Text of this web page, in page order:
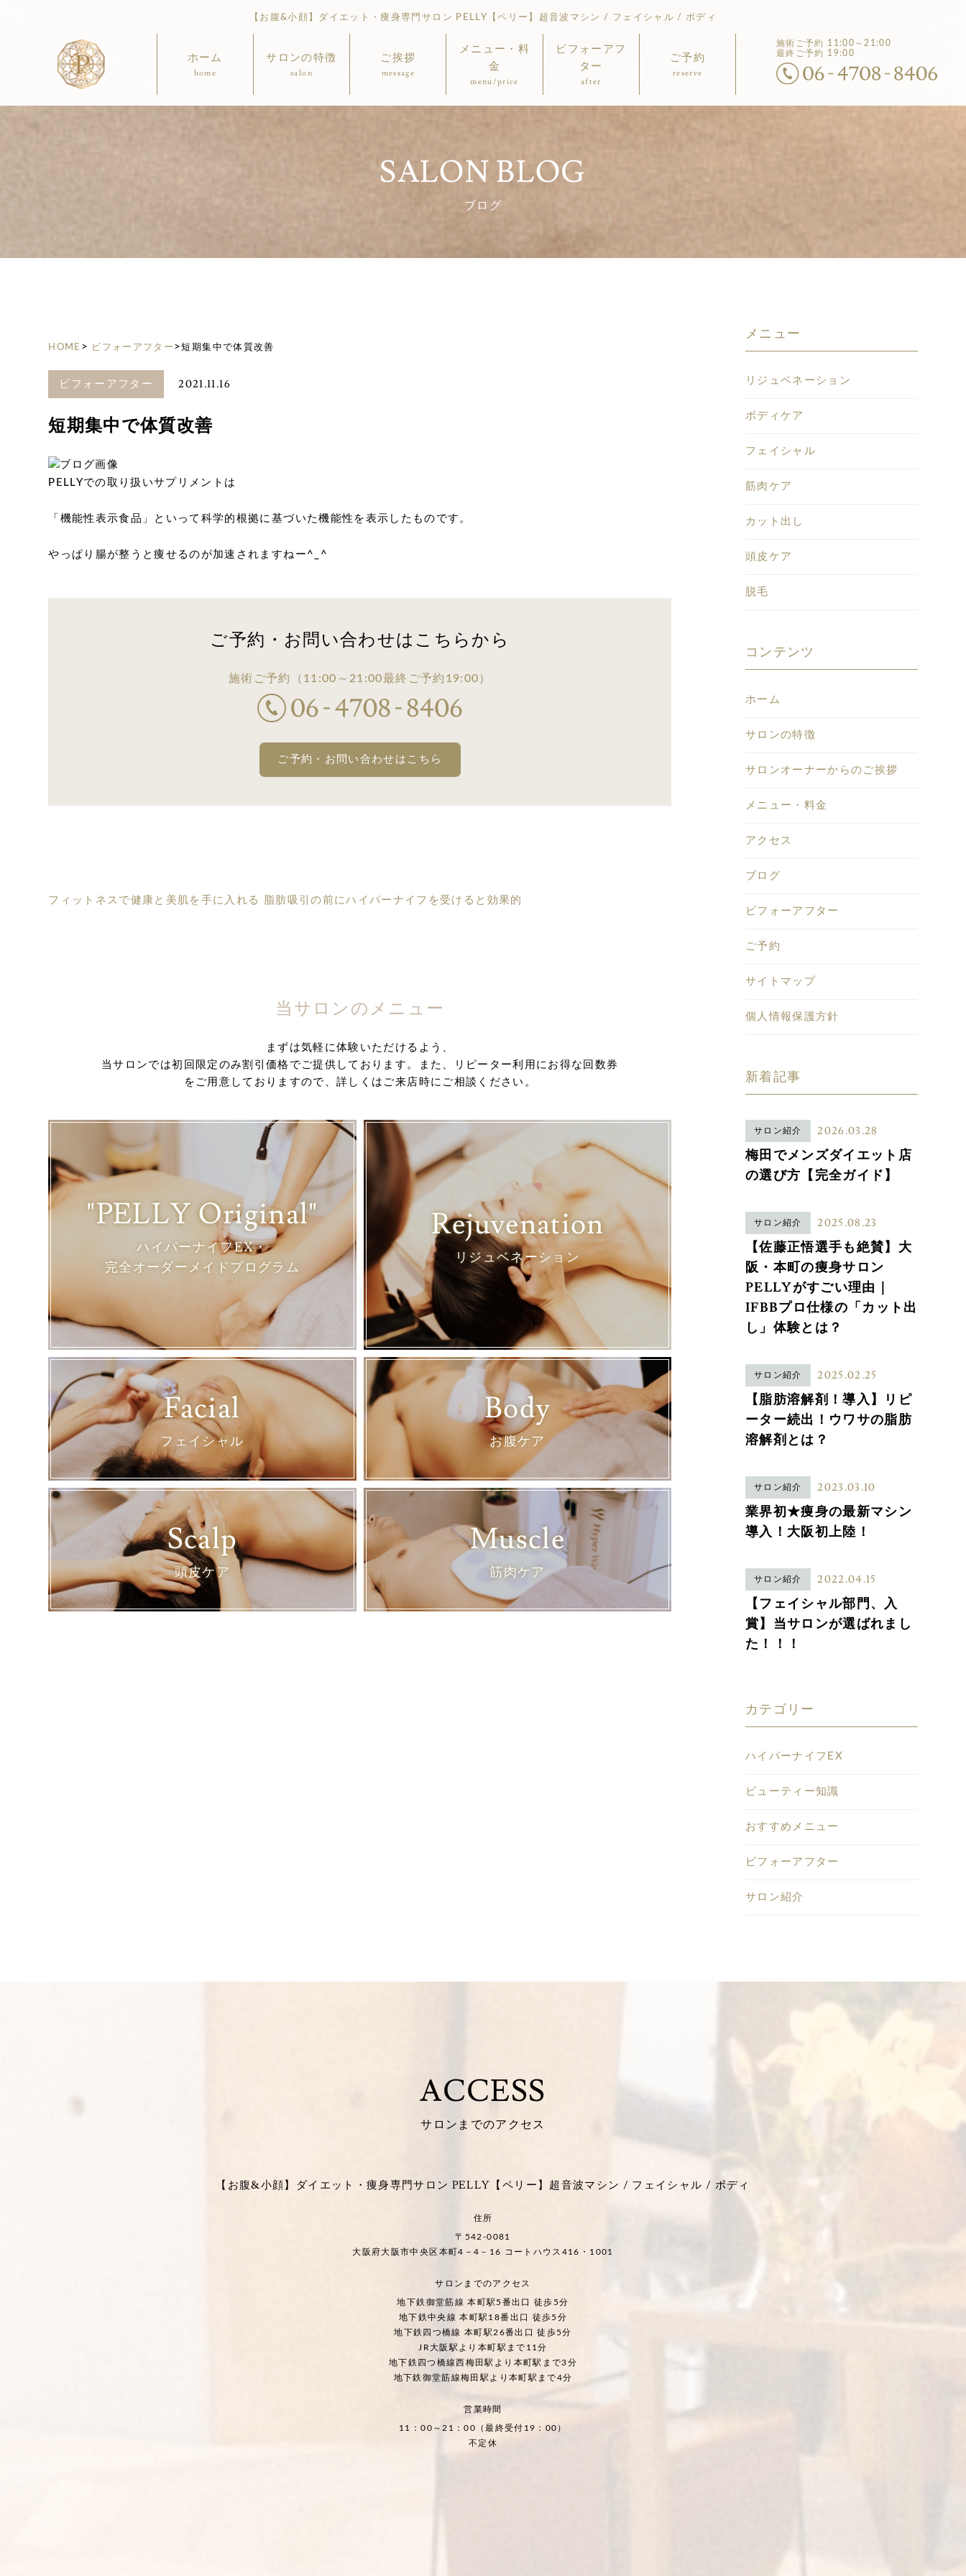
【お腹&小顔】ダイエット・痩身専門サロン PELLY【ペリー】超音波マシン / フェイシャル / ボディ
ホーム
home
サロンの特徴
salon
ご挨拶
message
メニュー・料
金
menu/price
ビフォーアフ
ター
after
ご予約
reserve
施術ご予約
11:00～21:00
最終ご予約 19:00
SALON BLOG
ブログ
HOME > ビフォーアフター >短期集中で体質改善
ビフォーアフター 2021.11.16
短期集中で体質改善
PELLYでの取り扱いサプリメントは
「機能性表示食品」といって科学的根拠に基づいた機能性を表示したものです。
やっぱり腸が整うと痩せるのが加速されますねー^_^
ご予約・お問い合わせはこちらから
施術ご予約 （11:00～21:00最終ご予約19:00）
ご予約・お問い合わせはこちら
フィットネスで健康と美肌を手に入れる 脂肪吸引の前にハイパーナイフを受けると効果的
当サロンのメニュー
まずは気軽に体験いただけるよう、
当サロンでは初回限定のみ割引価格でご提供しております。また、リピーター利用にお得な回数券
をご用意しておりますので、詳しくはご来店時にご相談ください。
"PELLY Original"
ハイパーナイフEX・
完全オーダーメイドプログラム
Rejuvenation
リジュベネーション
Facial
フェイシャル
Body
お腹ケア
Scalp
頭皮ケア
Muscle
筋肉ケア
メニュー
リジュベネーション
ボディケア
フェイシャル
筋肉ケア
カット出し
頭皮ケア
脱毛
コンテンツ
ホーム
サロンの特徴
サロンオーナーからのご挨拶
メニュー・料金
アクセス
ブログ
ビフォーアフター
ご予約
サイトマップ
個人情報保護方針
新着記事
サロン紹介 2026.03.28
梅田でメンズダイエット店
の選び方【完全ガイド】
サロン紹介 2025.08.23
【佐藤正悟選手も絶賛】大
阪・本町の痩身サロン
PELLYがすごい理由｜
IFBBプロ仕様の「カット出
し」体験とは？
サロン紹介 2025.02.25
【脂肪溶解剤！導入】リピ
ーター続出！ウワサの脂肪
溶解剤とは？
サロン紹介 2023.03.10
業界初★痩身の最新マシン
導入！大阪初上陸！
サロン紹介 2022.04.15
【フェイシャル部門、入
賞】当サロンが選ばれまし
た！！！
カテゴリー
ハイパーナイフEX
ビューティー知識
おすすめメニュー
ビフォーアフター
サロン紹介
ACCESS
サロンまでのアクセス
【お腹&小顔】ダイエット・痩身専門サロン PELLY【ペリー】超音波マシン / フェイシャル / ボディ
住所
〒542-0081
大阪府大阪市中央区本町4－4－16 コートハウス416・1001
サロンまでのアクセス
地下鉄御堂筋線 本町駅5番出口 徒歩5分
地下鉄中央線 本町駅18番出口 徒歩5分
地下鉄四つ橋線 本町駅26番出口 徒歩5分
JR大阪駅より本町駅まで11分
地下鉄四つ橋線西梅田駅より本町駅まで3分
地下鉄御堂筋線梅田駅より本町駅まで4分
営業時間
11：00～21：00（最終受付19：00）
不定休